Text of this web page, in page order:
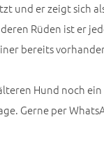
und er zeigt sich
Rüden ist er
bereits
Hund noch ein
Gerne per